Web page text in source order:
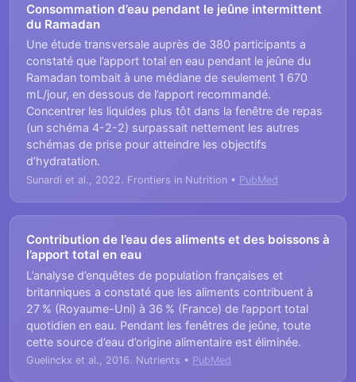
Consommation d’eau pendant le jeûne intermittent
du Ramadan
Une étude transversale auprès de 380 participants a
constaté que l’apport total en eau pendant le jeûne du
Ramadan tombait à une médiane de seulement 1 670
mL/jour, en dessous de l’apport recommandé.
Concentrer les liquides plus tôt dans la fenêtre de repas
(un schéma 4-2-2) surpassait nettement les autres
schémas de prise pour atteindre les objectifs
d’hydratation.
Sunardi et al., 2022. Frontiers in Nutrition • PubMed
Contribution de l’eau des aliments et des boissons à
l’apport total en eau
L’analyse d’enquêtes de population françaises et
britanniques a constaté que les aliments contribuent à
27 % (Royaume-Uni) à 36 % (France) de l’apport total
quotidien en eau. Pendant les fenêtres de jeûne, toute
cette source d’eau d’origine alimentaire est éliminée.
Guelinckx et al., 2016. Nutrients • PubMed